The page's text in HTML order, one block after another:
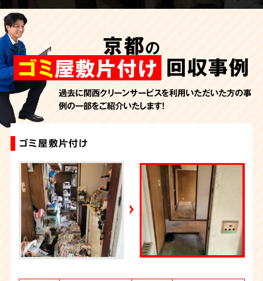
2026年7月27日放送
AbemaTV
2026年7月24日放送
朝日新聞
2026年7月10日放送
季刊「宗教問題」
2026年7月10日放送
東洋経済オンライン
2026年7月7日放送
FRIDAYデジタル
2026年7月6日放送
週刊循環経済新聞（7月6日号）
2026年7月4日放送
YouTube｜好井まさおの怪談を浴びる会
2026年6月28日放送
Yahoo!ニュース
京都の
ゴミ屋敷片付け 回収事例
過去に関西クリーンサービスを利用いただいた方の事
例の一部をご紹介いたします！
ゴミ屋敷片付け
ゴミ屋敷片付け
汚部屋片付け・ゴミ屋敷清掃（京都）
ゴミ屋敷片付け
特殊清掃+ゴミ屋敷片付け
ゴミ屋敷片付け
大量の不用品回収（ゴミ屋敷）
ゴミ屋敷片付け
大量の不用品回収（ゴミ屋敷）
ゴミ屋敷片付け